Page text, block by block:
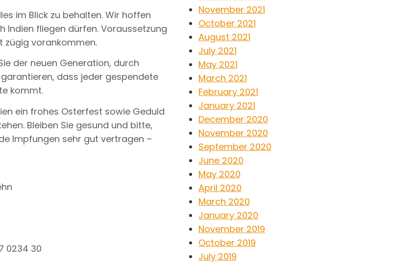
November 2021
October 2021
August 2021
July 2021
May 2021
March 2021
February 2021
January 2021
December 2020
November 2020
September 2020
June 2020
May 2020
April 2020
March 2020
January 2020
November 2019
October 2019
July 2019
im Blick zu behalten. Wir hoffen
Indien fliegen dürfen. Voraussetzung
zügig vorankommen.
der neuen Generation, durch
dass jeder gespendete
kommt.
ein frohes Osterfest sowie Geduld
Bleiben Sie gesund und bitte,
Impfungen sehr gut vertragen –
0234 30